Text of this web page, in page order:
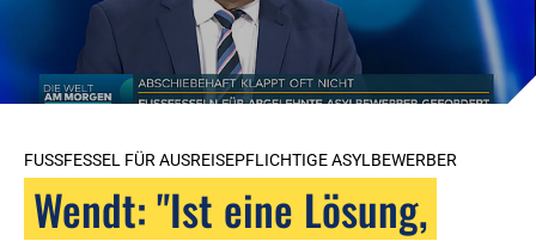
FUSSFESSEL FÜR AUSREISEPFLICHTIGE ASYLBEWERBER
Wendt: "Ist eine Lösung,